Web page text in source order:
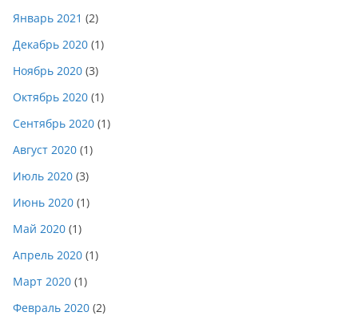
Январь 2021 (2)
Декабрь 2020 (1)
Ноябрь 2020 (3)
Октябрь 2020 (1)
Сентябрь 2020 (1)
Август 2020 (1)
Июль 2020 (3)
Июнь 2020 (1)
Май 2020 (1)
Апрель 2020 (1)
Март 2020 (1)
Февраль 2020 (2)